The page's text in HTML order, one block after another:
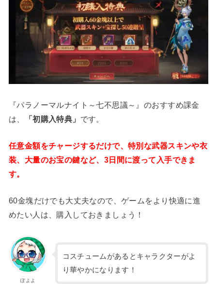
『パラノーマルナイト～七不思議～』のおすすめ課金
は、
「初購入特典」 です。
任意金額をチャージするだけで、特別な武器スキンや衣
装、大量のお宝の鍵など、3日間に渡って入手できま
す。
60金塊だけでも大丈夫なので、ゲームをより快適に進
めたい人は、購入しておきましょう！
ぽよよ
コスチュームがあるとキャラクターがよ
り華やかになります！